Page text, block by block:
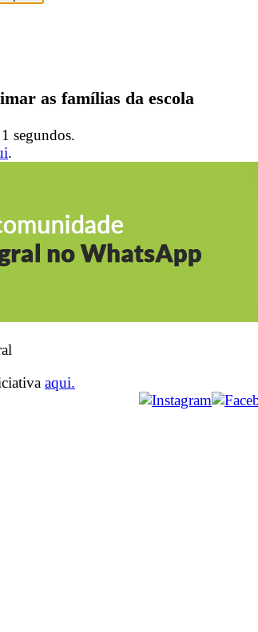
as famílias da escola
1 segundos.
.
aqui.